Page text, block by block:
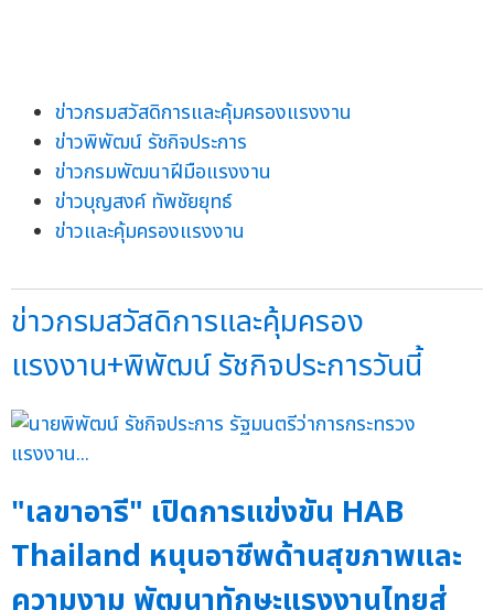
ข่าวกรมสวัสดิการและคุ้มครองแรงงาน
ข่าวพิพัฒน์ รัชกิจประการ
ข่าวกรมพัฒนาฝีมือแรงงาน
ข่าวบุญสงค์ ทัพชัยยุทธ์
ข่าวและคุ้มครองแรงงาน
ข่าวกรมสวัสดิการและคุ้มครอง
แรงงาน+พิพัฒน์ รัชกิจประการวันนี้
"เลขาอารี" เปิดการแข่งขัน HAB
Thailand หนุนอาชีพด้านสุขภาพและ
ความงาม พัฒนาทักษะแรงงานไทยสู่